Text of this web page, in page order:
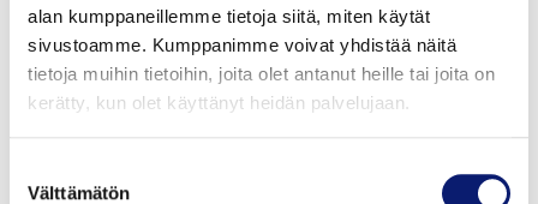
alan kumppaneillemme tietoja siitä, miten käytät
sivustoamme. Kumppanimme voivat yhdistää näitä
tietoja muihin tietoihin, joita olet antanut heille tai joita on
kerätty, kun olet käyttänyt heidän palvelujaan.
valinta
Välttämätön
57 461 € alk. 618 €/kk